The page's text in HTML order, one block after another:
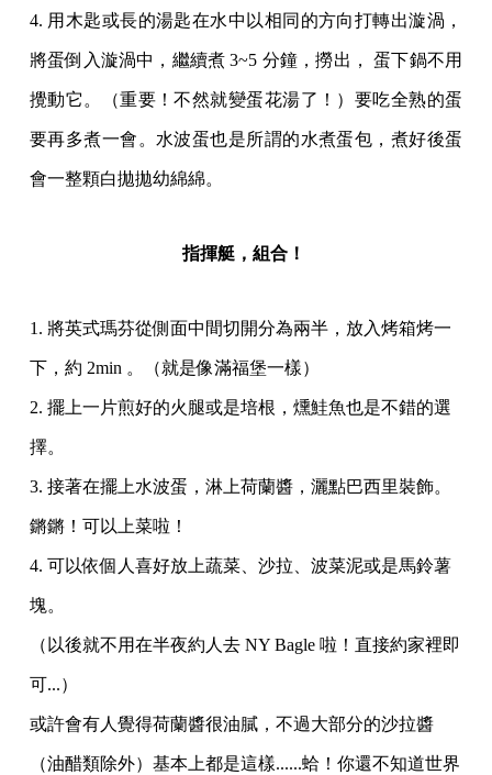
4. 用木匙或長的湯匙在水中以相同的方向打轉出漩渦，
將蛋倒入漩渦中，繼續煮 3~5 分鐘，撈出， 蛋下鍋不用
攪動它。（重要！不然就變蛋花湯了！）要吃全熟的蛋
要再多煮一會。水波蛋也是所謂的水煮蛋包，煮好後蛋
會一整顆白拋拋幼綿綿。
指揮艇，組合！
1. 將英式瑪芬從側面中間切開分為兩半，放入烤箱烤一
下，約 2min 。（就是像滿福堡一樣）
2. 擺上一片煎好的火腿或是培根，燻鮭魚也是不錯的選
擇。
3. 接著在擺上水波蛋，淋上荷蘭醬，灑點巴西里裝飾。
鏘鏘！可以上菜啦！
4. 可以依個人喜好放上蔬菜、沙拉、波菜泥或是馬鈴薯
塊。
（以後就不用在半夜約人去 NY Bagle 啦！直接約家裡即
可...）
或許會有人覺得荷蘭醬很油膩，不過大部分的沙拉醬
（油醋類除外）基本上都是這樣......蛤！你還不知道世界